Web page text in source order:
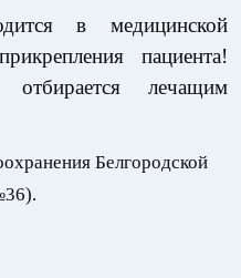
в медицинской
пациента!
отбирается лечащим
Белгородской